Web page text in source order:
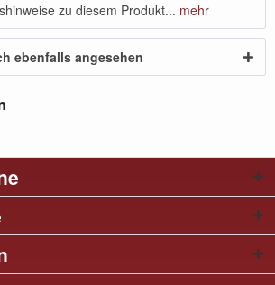
zu diesem Produkt... mehr
ebenfalls angesehen